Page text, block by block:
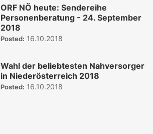
ORF NÖ heute: Sendereihe
Personenberatung - 24. September
2018
Posted: 16.10.2018
Wahl der beliebtesten Nahversorger
in Niederösterreich 2018
Posted: 16.10.2018